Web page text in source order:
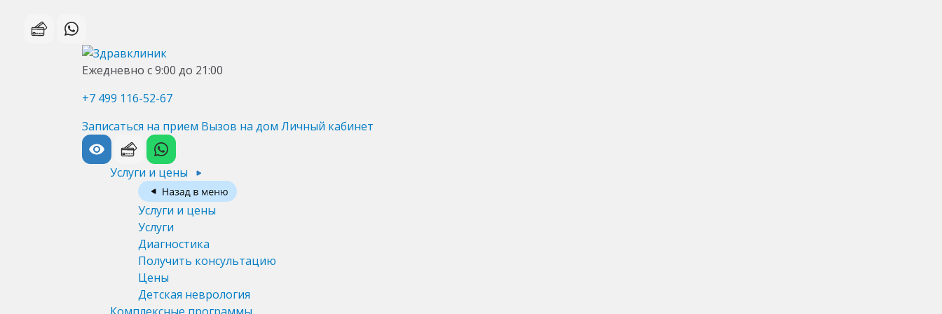
Ежедневно с 9:00 до 21:00
+7 499 116-52-67
Записаться на прием Вызов на дом Личный кабинет
Услуги и цены
Услуги и цены
Услуги
Диагностика
Получить консультацию
Цены
Детская неврология